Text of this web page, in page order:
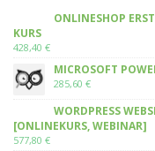
ONLINESHOP
KURS
428,40 €
MICROSOFT
285,60 €
WORDPRESS
[ONLINEKURS, WEBINAR]
577,80 €